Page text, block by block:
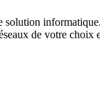
de votre